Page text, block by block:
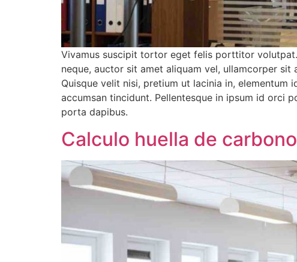
Vivamus suscipit tortor eget felis porttitor
neque, auctor sit amet aliquam vel, ullamcorper
Quisque velit nisi, pretium ut lacinia in,
accumsan tincidunt. Pellentesque in ipsum id orci
porta dapibus.
Calculo huella de